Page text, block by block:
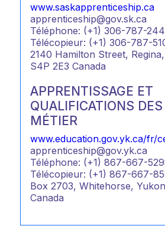
www.saskapprenticeship.ca
apprenticeship@gov.sk.ca
Téléphone: (+1) 306-787-
Télécopieur: (+1) 306-787-
2140 Hamilton Street,
S4P 2E3 Canada
APPRENTISSAGE ET
QUALIFICATIONS
MÉTIER
www.education.gov.yk.ca/fr/
apprenticeship@gov.yk.ca
Téléphone: (+1) 867-667-
Télécopieur: (+1) 867-667-
Box 2703, Whitehorse,
Canada